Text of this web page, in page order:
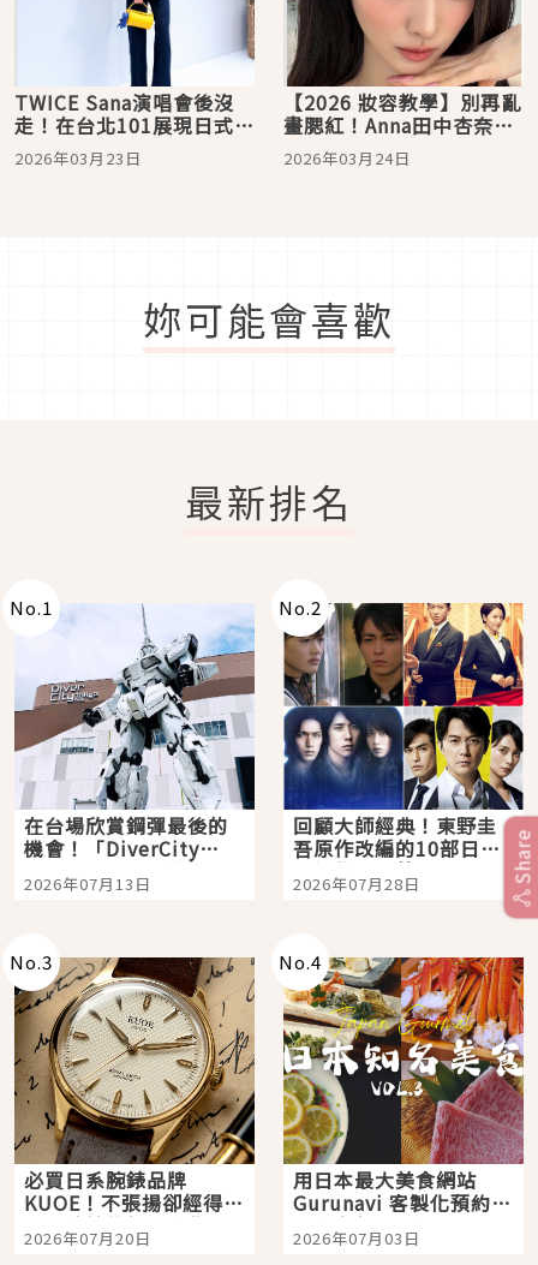
TWICE Sana演唱會後沒
走！在台北101展現日式優
雅休閒風，這顆Polo「金
絲雀黃桶包＋小熊吊飾」
2026年03月23日
【2026 妝容教學】別再亂
畫腮紅！Anna田中杏奈
「害羞紅暈妝」公式：重
心頰彩＋校色遮瑕，蠟黃
2026年03月24日
妳可能會喜歡
最新排名
No.1
在台場欣賞鋼彈最後的
機會！「DiverCity
Tokyo Plaza」搭船、
購物、美食及夜景，一
2026年07月13日
No.2
回顧大師經典！東野圭
吾原作改編的10部日本
影視作品推薦
2026年07月28日
No.3
必買日系腕錶品牌
KUOE！不張揚卻經得起
時間洗鍊的經典之作五
選
2026年07月20日
No.4
用日本最大美食網站
Gurunavi 客製化預約九
大都市餐廳，打造專屬
美食體驗！
2026年07月03日
Share